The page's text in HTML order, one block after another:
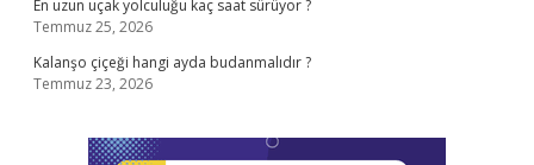
En uzun uçak yolculuğu kaç saat sürüyor ?
Temmuz 25, 2026
Kalanşo çiçeği hangi ayda budanmalıdır ?
Temmuz 23, 2026